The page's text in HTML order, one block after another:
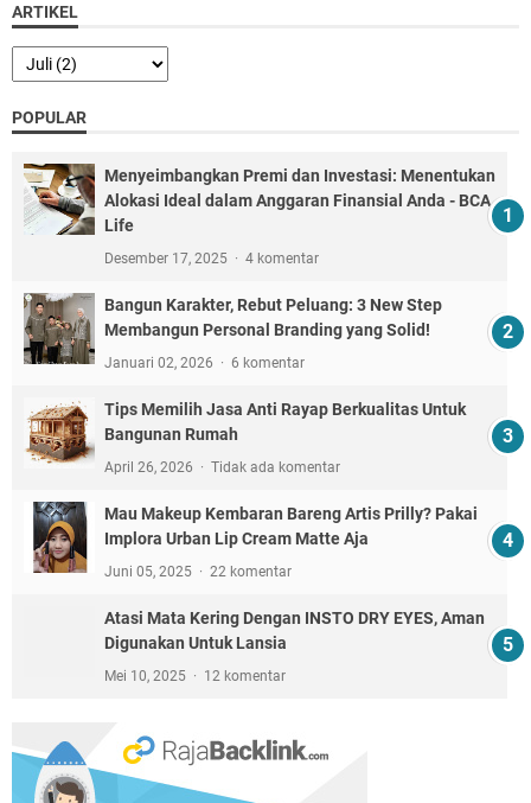
ARTIKEL
POPULAR
Menyeimbangkan Premi dan Investasi: Menentukan
Alokasi Ideal dalam Anggaran Finansial Anda - BCA
Life
Desember 17, 2025 4 komentar
Bangun Karakter, Rebut Peluang: 3 New Step
Membangun Personal Branding yang Solid!
Januari 02, 2026 6 komentar
Tips Memilih Jasa Anti Rayap Berkualitas Untuk
Bangunan Rumah
April 26, 2026 Tidak ada komentar
Mau Makeup Kembaran Bareng Artis Prilly? Pakai
Implora Urban Lip Cream Matte Aja
Juni 05, 2025 22 komentar
Atasi Mata Kering Dengan INSTO DRY EYES, Aman
Digunakan Untuk Lansia
Mei 10, 2025 12 komentar